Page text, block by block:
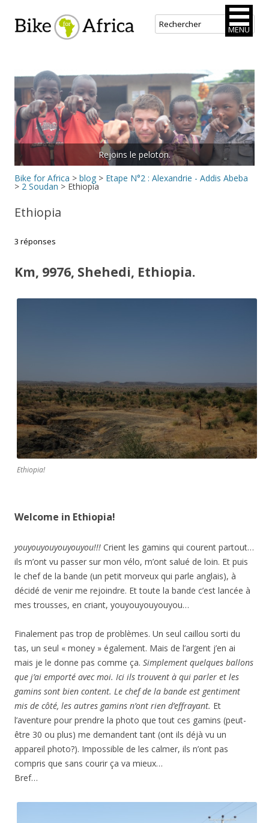
Bike for Africa
contenu
principal
Rejoins le peloton.
Bike for Africa > blog > Etape N°2 : Alexandrie - Addis Abeba
> 2 Soudan > Ethiopia
Ethiopia
3 réponses
Km, 9976, Shehedi, Ethiopia.
Ethiopia!
Welcome in Ethiopia!
youyouyouyouyouyou!!! Crient les gamins qui courent partout…
ils m’ont vu passer sur mon vélo, m’ont salué de loin. Et puis
le chef de la bande (un petit morveux qui parle anglais), à
décidé de venir me rejoindre. Et toute la bande c’est lancée à
mes trousses, en criant, youyouyouyouyou…
Finalement pas trop de problèmes. Un seul caillou sorti du
tas, un seul « money » également. Mais de l’argent j’en ai
mais je le donne pas comme ça. Simplement quelques ballons
que j’ai emporté avec moi. Ici ils trouvent à qui parler et les
gamins sont bien content. Le chef de la bande est gentiment
mis de côté, les autres gamins n’ont rien d’effrayant. Et
l’aventure pour prendre la photo que tout ces gamins (peut-
être 30 ou plus) me demandent tant (ont ils déjà vu un
appareil photo?). Impossible de les calmer, ils n’ont pas
compris que sans courir ça va mieux…
Bref…
MENU